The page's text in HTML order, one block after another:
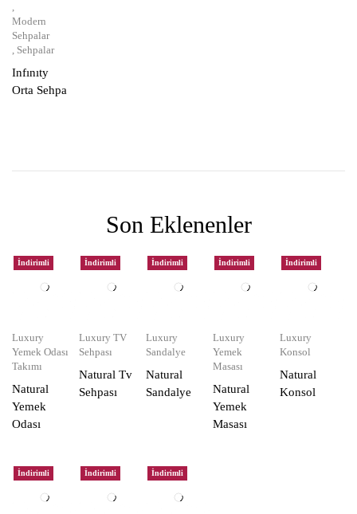
,
Modern
Sehpalar
, Sehpalar
Infınıty
Orta Sehpa
Son Eklenenler
İndirimli
Luxury
Yemek Odası
Takımı
Natural
Yemek
Odası
İndirimli
Luxury TV
Sehpası
Natural Tv
Sehpası
İndirimli
Luxury
Sandalye
Natural
Sandalye
İndirimli
Luxury
Yemek
Masası
Natural
Yemek
Masası
İndirimli
Luxury
Konsol
Natural
Konsol
İndirimli İndirimli İndirimli